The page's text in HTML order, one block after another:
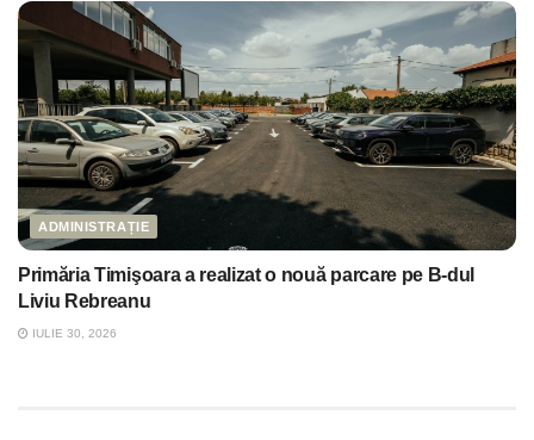
ADMINISTRAȚIE
Primăria Timişoara a realizat o nouă parcare pe B-dul
Liviu Rebreanu
IULIE 30, 2026